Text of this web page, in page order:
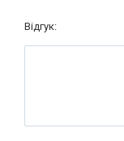
Відгук: